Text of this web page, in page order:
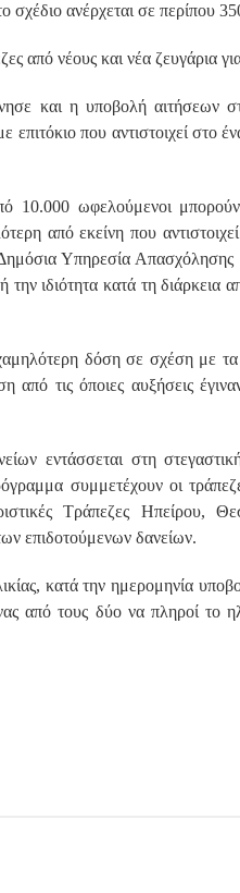
ανέρχεται σε περίπου
από νέους και νέα ζευγάρια
και η υποβολή αιτήσεων
που αντιστοιχεί στο
10.000 ωφελούμενοι
από εκείνη που
Υπηρεσία
ιδιότητα κατά τη διάρκεια
δόση σε σχέση με
από τις όποιες αυξήσεις
εντάσσεται στη
συμμετέχουν οι
Τράπεζες Ηπείρου,
επιδοτούμενων δανείων.
κατά την ημερομηνία
από τους δύο να πληροί το